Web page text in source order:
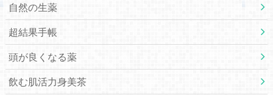
自然の生薬
超結果手帳
頭が良くなる薬
飲む肌活力身美茶